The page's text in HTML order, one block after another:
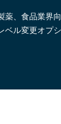
薬、食品業界
ベル変更オプシ